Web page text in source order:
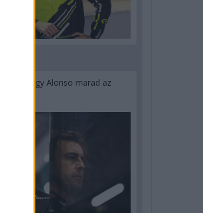
hogy Alonso marad az